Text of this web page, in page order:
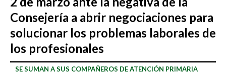
Consejería a abrir negociaciones para
solucionar los problemas laborales de
los profesionales
SE SUMAN A SUS COMPAÑEROS DE ATENCIÓN PRIMARIA